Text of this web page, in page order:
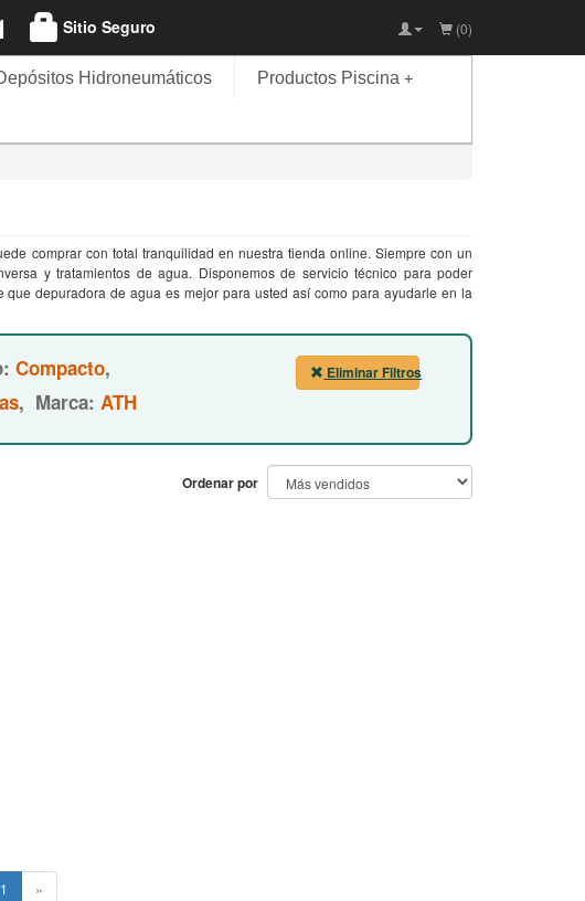
Sitio Seguro (0)
Hidroneumáticos +
Productos Piscina
comprar con total tranquilidad en nuestra tienda online. Siempre con un
y tratamientos de agua. Disponemos de servicio técnico para poder
depuradora de agua es mejor para usted así como para ayudarle en la
Compacto,
, Marca: ATH
Eliminar Filtros
Ordenar por
1 (current)
»